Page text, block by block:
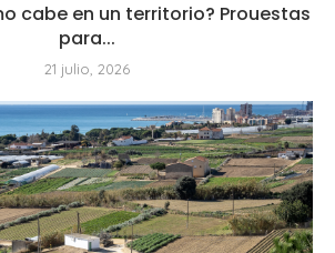
cabe en un territorio? Prouestas
para...
21 julio, 2026